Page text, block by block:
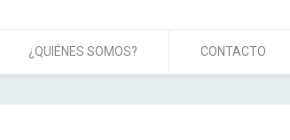
¿QUIÉNES SOMOS? CONTACTO